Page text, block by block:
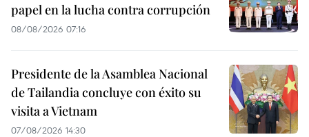
papel en la lucha contra corrupción
08/08/2026 07:16
Presidente de la Asamblea Nacional
de Tailandia concluye con éxito su
visita a Vietnam
07/08/2026 14:30